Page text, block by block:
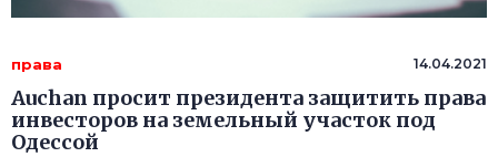
права 14.04.2021
Auchan просит президента защитить права
инвесторов на земельный участок под
Одессой